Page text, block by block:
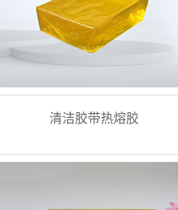
清洁胶带热熔胶